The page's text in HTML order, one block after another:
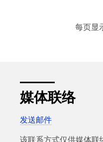
每页显
媒体联络
发送邮件